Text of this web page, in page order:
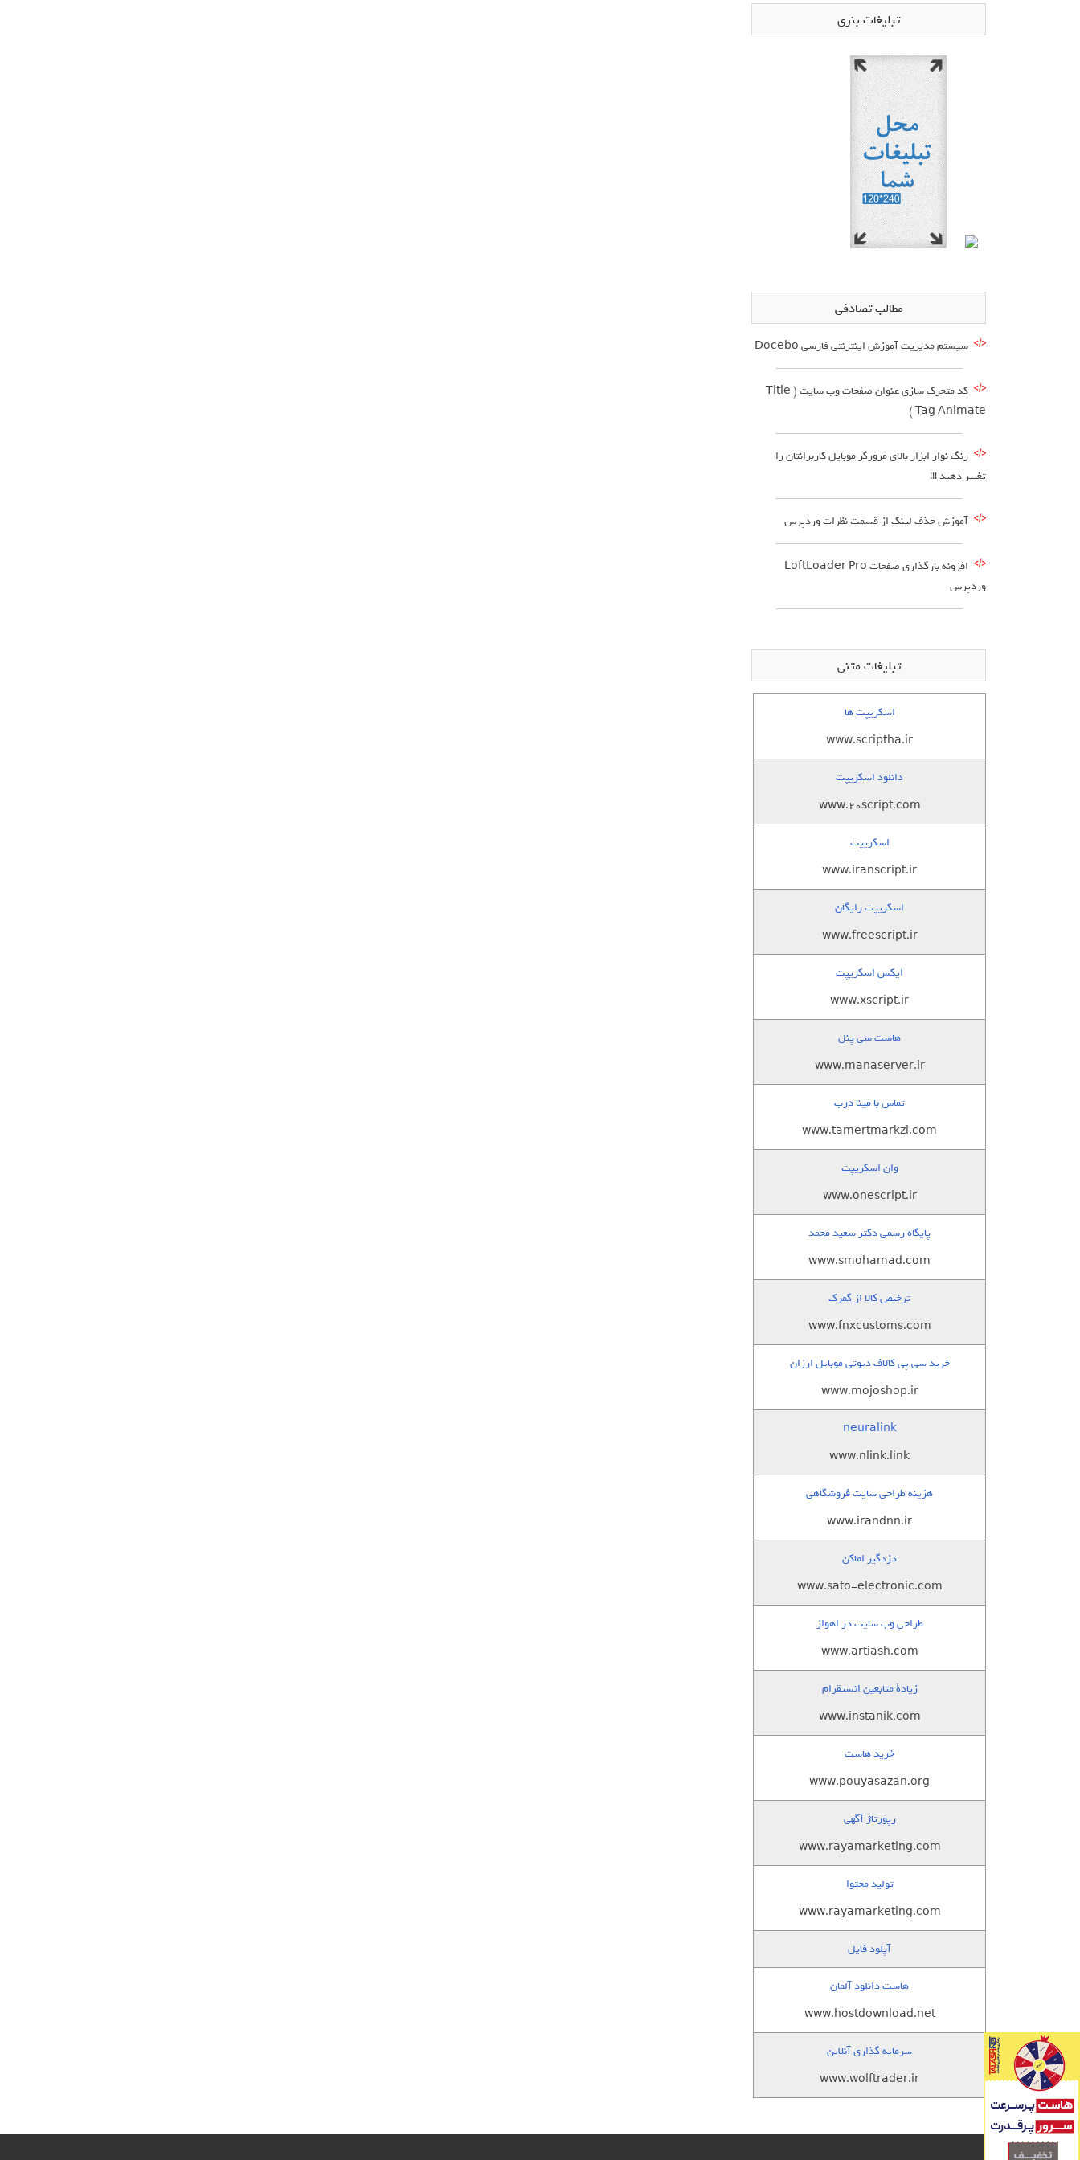
تبلیغات بنری
مطالب تصادفی
سیستم مدیریت آموزش اینترنتی فارسی Docebo
کد متحرک سازی عنوان صفحات وب سایت ( Title
Tag Animate )
رنگ نوار ابزار بالای مرورگر موبایل کاربرانتان را
تغییر دهید !!!
آموزش حذف لینک از قسمت نظرات وردپرس
افزونه بارگذاری صفحات LoftLoader Pro
وردپرس
تبلیغات متنی
اسکریپت ها
www.scriptha.ir
دانلود اسکریپت
www.20script.com
اسکریپت
www.iranscript.ir
اسکریپت رایگان
www.freescript.ir
ایکس اسکریپت
www.xscript.ir
هاست سی پنل
www.manaserver.ir
تماس با مینا درب
www.tamertmarkzi.com
وان اسکریپت
www.onescript.ir
پایگاه رسمی دکتر سعید محمد
www.smohamad.com
ترخیص کالا از گمرک
www.fnxcustoms.com
خرید سی پی کالاف دیوتی موبایل ارزان
www.mojoshop.ir
neuralink
www.nlink.link
هزینه طراحی سایت فروشگاهی
www.irandnn.ir
دزدگیر اماکن
www.sato-electronic.com
طراحی وب سایت در اهواز
www.artiash.com
زيادة متابعين انستقرام
www.instanik.com
خرید هاست
www.pouyasazan.org
رپورتاژ آگهی
www.rayamarketing.com
تولید محتوا
www.rayamarketing.com
آپلود فایل
هاست دانلود آلمان
www.hostdownload.net
سرمایه گذاری آنلاین
www.wolftrader.ir